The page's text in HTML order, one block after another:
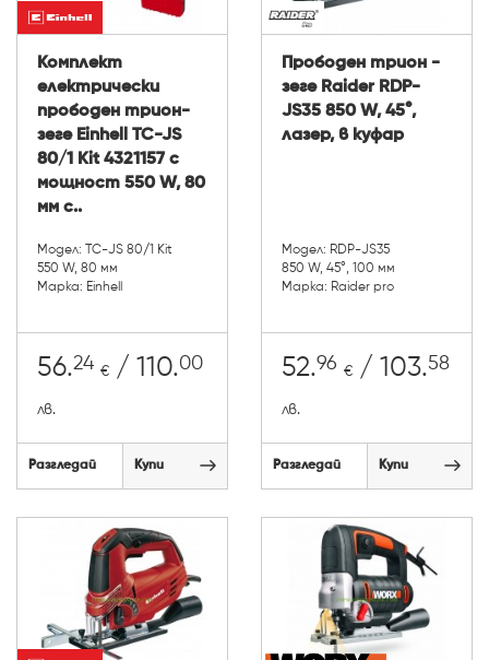
Комплект
електрически
прободен трион-
зеге Einhell TC-JS
80/1 Kit 4321157 с
мощност 550 W, 80
мм с..
Модел: TC-JS 80/1 Kit
550 W, 80 мм
Марка: Einhell
56.24 € / 110.00
лв.
Разгледай Купи
Прободен трион -
зеге Raider RDP-
JS35 850 W, 45°,
лазер, в куфар
Модел: RDP-JS35
850 W, 45°, 100 мм
Марка: Raider pro
52.96 € / 103.58
лв.
Разгледай Купи